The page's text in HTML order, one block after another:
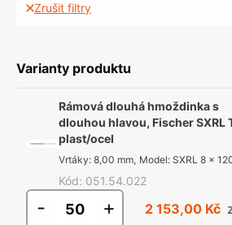
Zrušit filtry
Varianty produktu
Rámová dlouhá hmoždinka s
dlouhou hlavou, Fischer SXRL
plast/ocel
Vrtáky:8,00 mm, Model: SXRL 8 x
Kód: 051.54.022
- + 2 153,00 Kč